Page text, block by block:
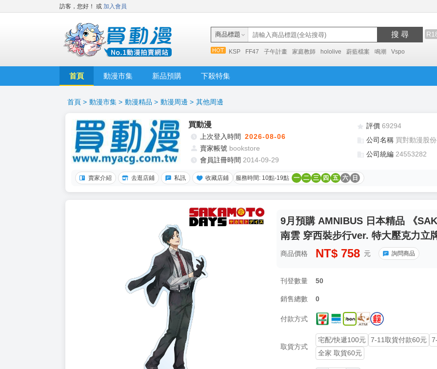
訪客，您好！ 或 加入會員
商品標題 搜 尋
KSP FF47 子午計畫 家庭教師 hololive 蔚藍檔案 鳴潮 Vspo
首頁 動漫市集 新品預購 下殺特集
首頁 > 動漫市集 > 動漫精品 > 動漫周邊 > 其他周邊
買動漫
上次登入時間 2026-08-06
賣家帳號 bookstore
會員註冊時間 2014-09-29
評價 69294
公司名稱 買對動漫股
公司統編 24553282
賣家介紹 去逛店鋪 私訊 收藏店鋪 服務時間: 10點-19點 一 二 三 四 五 六 日
9月預購 AMNIBUS 日本精品 《
南雲 穿西裝步行ver. 特大壓克力立
商品價格 NT$ 758 元 詢問商品
刊登數量 50
銷售總數 0
付款方式
取貨方式
宅配/快遞100元 7-11取貨付款60元
全家 取貨60元